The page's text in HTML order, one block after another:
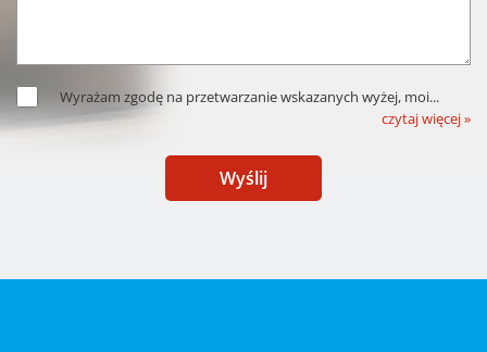
Wyrażam zgodę na przetwarzanie wskazanych wyżej, moi...
czytaj więcej »
Wyślij